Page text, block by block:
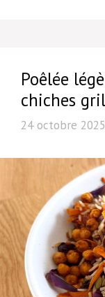
Poêlée
chiches
24 octobre 2025